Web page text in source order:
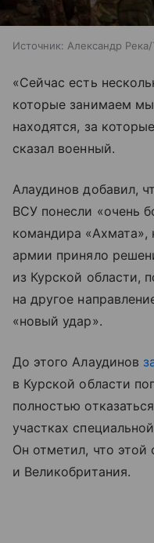
Источник: Александр
«Сейчас есть
которые занимаем
находятся, за
сказал военный.
Алаудинов добавил,
ВСУ понесли «очень
командира «Ахмата»,
армии приняло
из Курской области,
на другое
«новый удар».
До этого Алаудинов
в Курской области
полностью
участках
Он отметил, что этой
и Великобритания.